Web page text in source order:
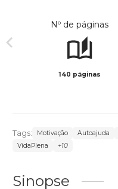
Nº de páginas
140 páginas
Tags: Motivação Autoajuda
VidaPlena
+10
Sinopse